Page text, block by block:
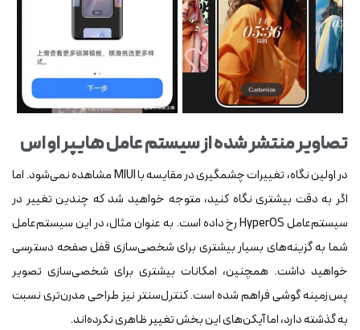
تصاویر منتشر شده از سیستم عامل هایپر او اس
در اولین نگاه، تغییرات چشمگیری در مقایسه با MIUI مشاهده نمی‌شود. اما
اگر به دقت بیشتری نگاه کنید، متوجه خواهید شد که چندین تغییر در
سیستم‌عامل HyperOS رخ داده است. به عنوان مثال، در این سیستم‌عامل
شما به گزینه‌های بسیار بیشتری برای شخصی‌سازی قفل صفحه دسترسی
خواهید داشت. همچنین، امکانات بیشتری برای شخصی‌سازی تصویر
پس‌زمینه گوشی فراهم شده است. کنترل‌سنتر نیز طراحی مدرن‌تری نسبت
به گذشته دارد، اما آیکن‌های این بخش تغییر ظاهری نکرده‌اند.